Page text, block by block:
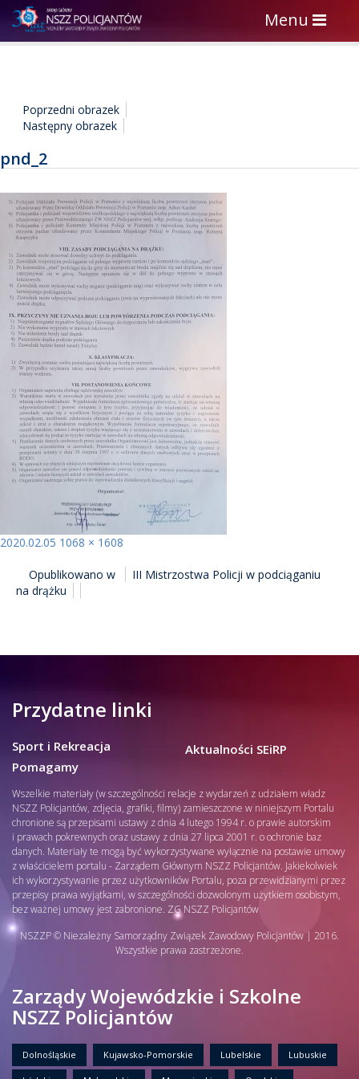
Toggle
navigation
Menu
Poprzedni obrazek
Następny obrazek
pnd_2
Opublikowano
2020.02.05 Pełny
1068 × 1608
WPISUOpublikowano w
III Mistrzostwa Policji w podciąganiu
na drążku
Przydatne linki
Sport i Rekreacja
Pomagamy
Aktualności SEiRP
Wszelkie materiały (w szczególności relacje z wydarzeń z udziałem władz
NSZZ Policjantów, zdjęcia, grafiki, filmy) zamieszczone w niniejszym Portalu
chronione są przepisami ustawy z dnia 4 lutego 1994 r. o prawie autorskim
i prawach pokrewnych oraz ustawy z dnia 27 lipca 2001 r. o ochronie baz
danych. Materiały te mogą być wykorzystywane wyłącznie na postawie umowy
z właścicielem portalu - Zarządem Głównym NSZZ Policjantów. Jakiekolwiek
ich wykorzystywanie przez użytkowników Portalu, poza przewidzianymi przez
przepisy prawa wyjątkami, w szczególności dozwolonym użytkiem osobistym,
bez ważnej umowy jest zabronione. ZG NSZZ Policjantów
NSZZP © Niezależny Samorządny Związek Zawodowy Policjantów | 2016.
Wszystkie prawa zastrzeżone.
Zarządy Wojewódzkie i Szkolne
NSZZ Policjantów
Dolnośląskie Kujawsko-Pomorskie Lubelskie Lubuskie